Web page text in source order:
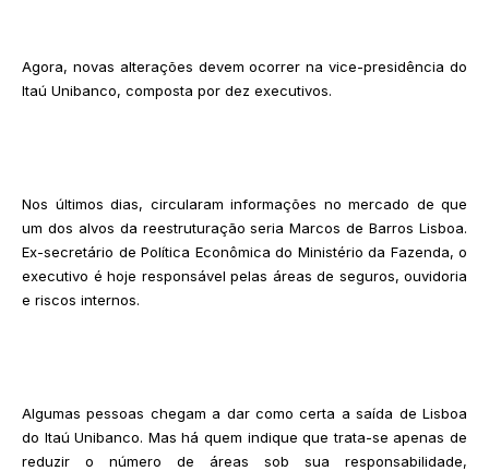
Agora, novas alterações devem ocorrer na vice-presidência do
Itaú Unibanco, composta por dez executivos.
Nos últimos dias, circularam informações no mercado de que
um dos alvos da reestruturação seria Marcos de Barros Lisboa.
Ex-secretário de Política Econômica do Ministério da Fazenda, o
executivo é hoje responsável pelas áreas de seguros, ouvidoria
e riscos internos.
Algumas pessoas chegam a dar como certa a saída de Lisboa
do Itaú Unibanco. Mas há quem indique que trata-se apenas de
reduzir o número de áreas sob sua responsabilidade,